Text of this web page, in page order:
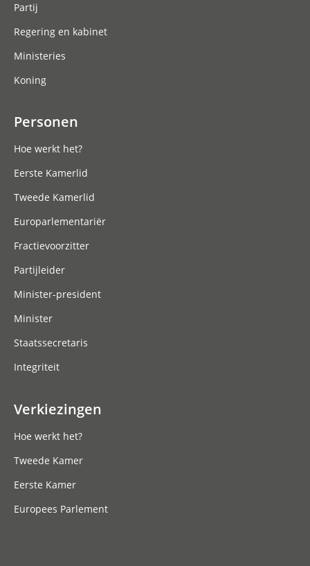
Partij
Regering en kabinet
Ministeries
Koning
Personen
Hoe werkt het?
Eerste Kamerlid
Tweede Kamerlid
Europarlementariër
Fractievoorzitter
Partijleider
Minister-president
Minister
Staatssecretaris
Integriteit
Verkiezingen
Hoe werkt het?
Tweede Kamer
Eerste Kamer
Europees Parlement